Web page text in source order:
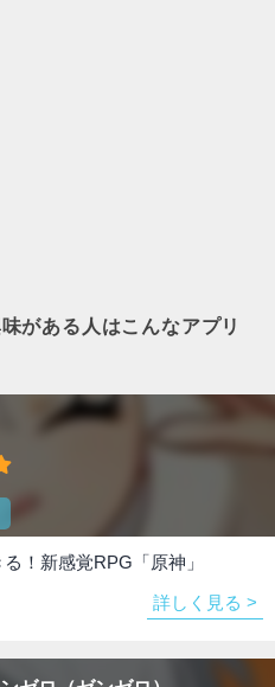
がある人はこんなアプリ
！新感覚RPG「原神」
詳しく見る >